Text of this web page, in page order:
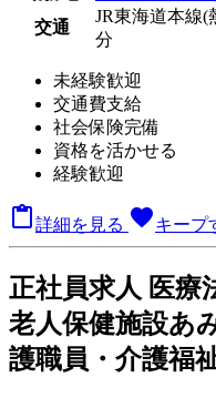
交通
JR東海道本線(
分
未経験歓迎
交通費支給
社会保険完備
資格を活かせる
経験歓迎
詳細を見る favoriteキープ
正社員求人 医療
老人保健施設あ
護職員・介護福